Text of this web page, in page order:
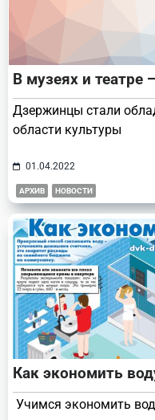
В музеях и театре
Дзержинцы стали
области культуры
01.04.2022
АРХИВ НОВОСТИ
Как экономить
Учимся экономить